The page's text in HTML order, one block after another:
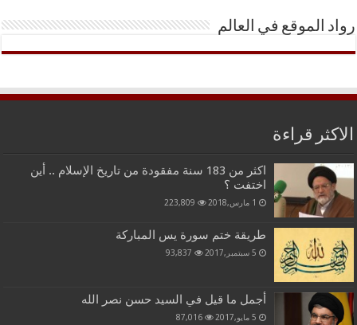
رواد الموقع في العالم
الاكثر قراءة
اكثر من 183 سنة مفقودة من تاريخ الإسلام .. أين
اختفت ؟
1 مارس,2018 223,809
طريقة ختم سورة يس المباركة
5 سبتمبر,2017 93,837
أجمل ما قيل في السيد حسن نصر الله
5 مايو,2017 87,016